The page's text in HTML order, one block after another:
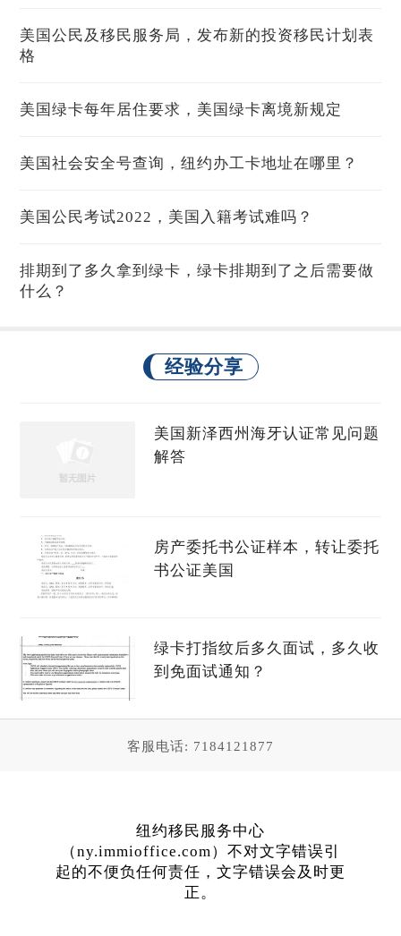
美国公民及移民服务局，发布新的投资移民计划表
格
美国绿卡每年居住要求，美国绿卡离境新规定
美国社会安全号查询，纽约办工卡地址在哪里？
美国公民考试2022，美国入籍考试难吗？
排期到了多久拿到绿卡，绿卡排期到了之后需要做
什么？
经验分享
美国新泽西州海牙认证常见问题
解答
房产委托书公证样本，转让委托
书公证美国
绿卡打指纹后多久面试，多久收
到免面试通知？
客服电话: 7184121877
纽约移民服务中心
（ny.immioffice.com）不对文字错误引
起的不便负任何责任，文字错误会及时更
正。